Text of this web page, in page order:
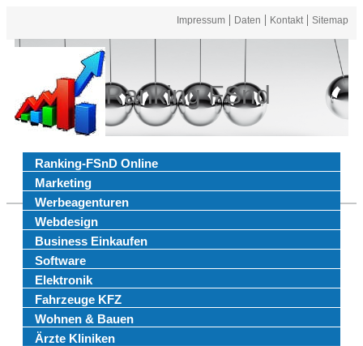
Impressum Daten Kontakt Sitemap
Ranking FSnd
Ranking-FSnD Online
Marketing
Werbeagenturen
Webdesign
Business Einkaufen
Software
Elektronik
Fahrzeuge KFZ
Wohnen & Bauen
Ärzte Kliniken